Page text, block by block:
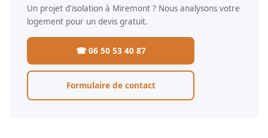
Un projet d'isolation à Miremont ? Nous analysons votre
logement pour un devis gratuit.
☎ 06 50 53 40 87
Formulaire de contact